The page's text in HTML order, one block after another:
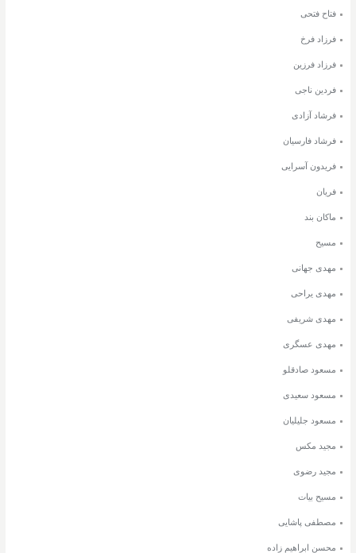
فتاح فتحی
فرزاد فرخ
فرزاد فرزین
فردین ناجی
فرشاد آزادی
فرشاد فارسیان
فریدون آسرایی
فریان
ماکان بند
مسیح
مهدی جهانی
مهدی یراحی
مهدی شریفی
مهدی عسگری
مسعود صادقلو
مسعود سعیدی
مسعود جلیلیان
مجید مکس
مجید رضوی
مسیح بیات
مصطفی پاشایی
محسن ابراهیم زاده